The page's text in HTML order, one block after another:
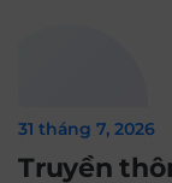
31 tháng 7, 2026
Truyền